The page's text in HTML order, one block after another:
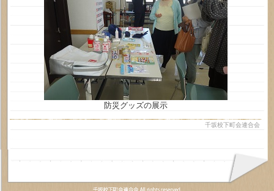
防災グッズの展示
千坂校下町会連合会